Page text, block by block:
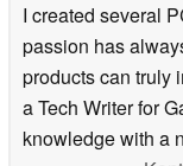
I created several
passion has
products can truly
a Tech Writer for
knowledge with a